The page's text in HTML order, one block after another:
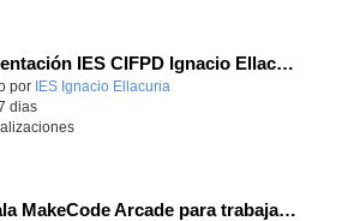
Presentación IES CIFPD Ignacio Ellacuría
educativo.
por IES Ignacio Ellacuria
dias
Instala MakeCode Arcade para trabajar offline en tu tablet, ordenador, Chromebook